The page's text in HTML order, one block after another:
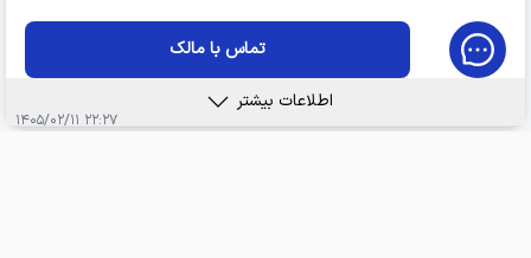
تماس با مالک
اطلاعات بیشتر
۲۲:۲۷ ۱۴۰۵/۰۲/۱۱